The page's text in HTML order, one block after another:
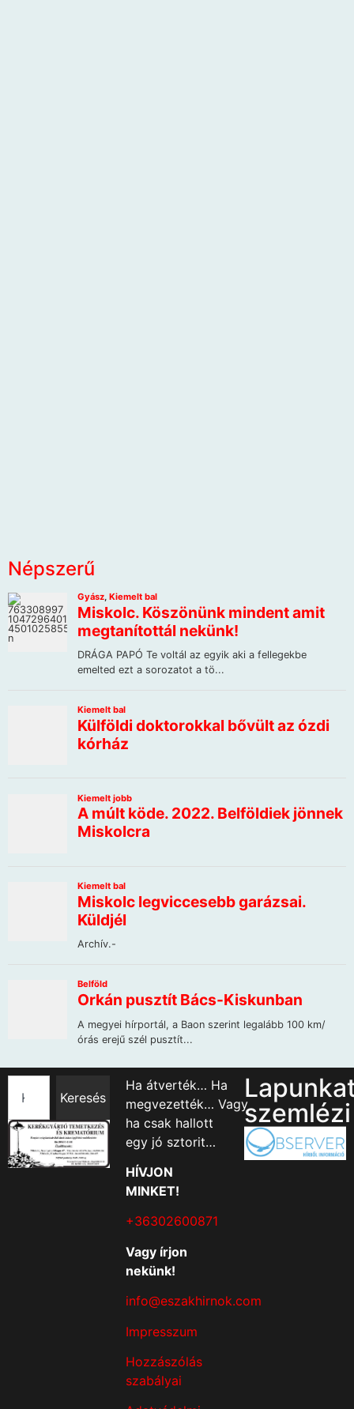
Népszerű
Keresés
Ha átverték… Ha
megvezették… Vagy
ha csak hallott
egy jó sztorit…
HÍVJON
MINKET!
+36302600871
Vagy írjon
nekünk!
info@eszakhirnok.com
Impresszum
Hozzászólás
szabályai
szemlézi